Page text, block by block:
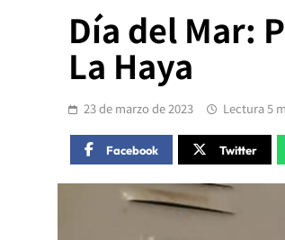
Día del Mar:
La Haya
23 de marzo de 2023 Lectura 5
Facebook Twitter